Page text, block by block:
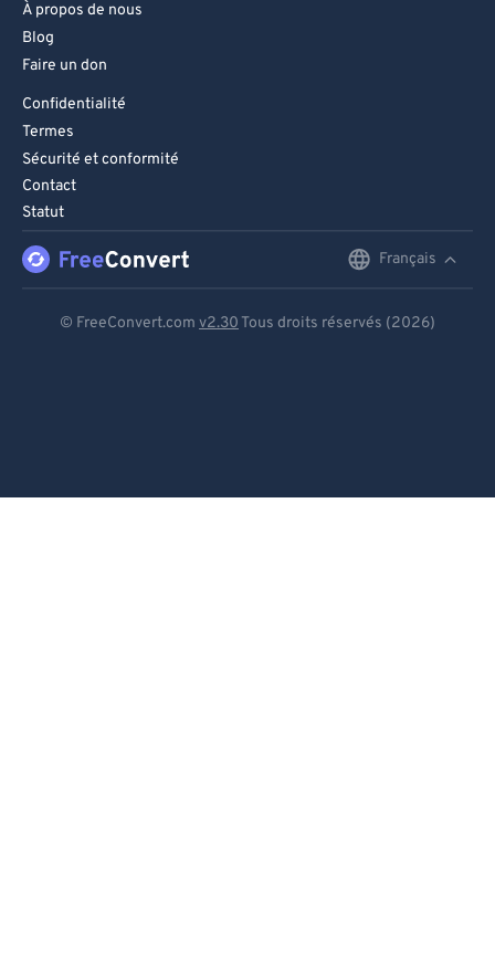
À propos de nous
Blog
Faire un don
Confidentialité
Termes
Sécurité et conformité
Contact
Statut
Français
© FreeConvert.com v2.30 Tous droits réservés (2026)